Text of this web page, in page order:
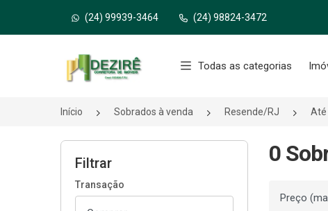
(24) 99939-3464 (24) 98824-3472
Página inicial
Todas as categorias
Início Sobrados à venda Resende/RJ Até
Filtrar
Transação
0
Ordenar